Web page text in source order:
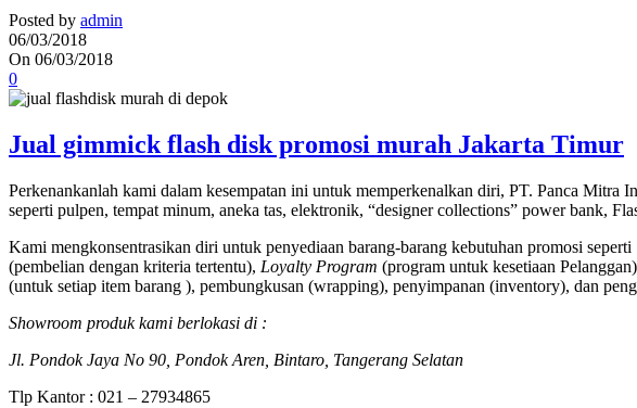
Posted by admin
06/03/2018
On 06/03/2018
0
Jual gimmick flash disk promosi murah Jakarta Timur
Perkenankanlah kami dalam kesempatan ini untuk memperkenalkan diri, PT. Panca
seperti pulpen, tempat minum, aneka tas, elektronik, “designer collections” power bank,
Kami mengkonsentrasikan diri untuk penyediaan barang-barang kebutuhan promosi seperti
(pembelian dengan kriteria tertentu), Loyalty Program (program untuk kesetiaan
(untuk setiap item barang ), pembungkusan (wrapping), penyimpanan (inventory), dan
Showroom produk kami berlokasi di :
Jl. Pondok Jaya No 90, Pondok Aren, Bintaro, Tangerang Selatan
Tlp Kantor : 021 – 27934865